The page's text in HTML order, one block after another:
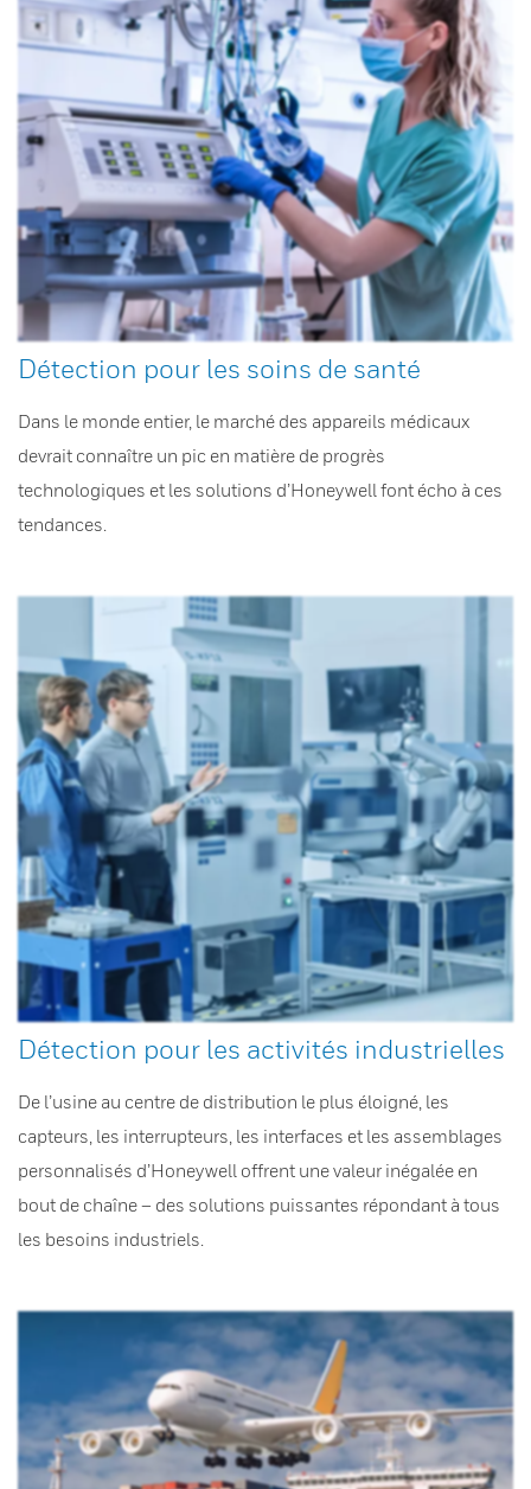
Détection pour les soins de santé
Dans le monde entier, le marché des appareils médicaux
devrait connaître un pic en matière de progrès
technologiques et les solutions d’Honeywell font écho à ces
tendances.
Détection pour les activités industrielles
De l’usine au centre de distribution le plus éloigné, les
capteurs, les interrupteurs, les interfaces et les assemblages
personnalisés d’Honeywell offrent une valeur inégalée en
bout de chaîne – des solutions puissantes répondant à tous
les besoins industriels.